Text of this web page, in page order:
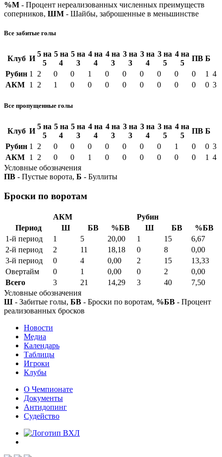
%М - Процент нереализованных численных преимуществ
соперников, ШМ - Шайбы, заброшенные в меньшинстве
Все забитые голы
Клуб И
5 на
5
5 на
4
5 на
3
4 на
4
4 на
3
3 на
3
3 на
4
3 на
5
4 на
5
ПВ Б
Рубин 1 2 0 0 1 0 0 0 0 0 0 1 4
АКМ 1 2 1 0 0 0 0 0 0 0 0 0 3
Все пропущенные голы
Клуб И
5 на
5
5 на
4
5 на
3
4 на
4
4 на
3
3 на
3
3 на
4
3 на
5
4 на
5
ПВ Б
Рубин 1 2 0 0 0 0 0 0 0 1 0 0 3
АКМ 1 2 0 0 1 0 0 0 0 0 0 1 4
Условные обозначения
ПВ - Пустые ворота, Б - Буллиты
Броски по воротам
АКМ
Рубин
Период
Ш БВ %БВ Ш БВ
%БВ
1-й период
1 5 20,00 1 15
6,67
2-й период
2 11 18,18 0 8
0,00
3-й период
0 4 0,00 2 15
13,33
Овертайм
0 1 0,00 0 2
0,00
Всего
3 21 14,29 3 40
7,50
Условные обозначения
Ш - Забитые голы, БВ - Броски по воротам, %БВ - Процент
реализованных бросков
Новости
Медиа
Календарь
Таблицы
Игроки
Клубы
О Чемпионате
Документы
Антидопинг
Судейство